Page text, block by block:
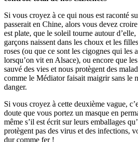
Si vous croyez à ce qui nous est raconté
passerait en Chine, alors vous devez
est plate, que le soleil tourne autour d’elle,
garçons naissent dans les choux et les
roses (ou que ce sont les cigognes qui les
lorsqu’on vit en Alsace), ou encore que
sauvé des vies et nous protègent des
comme le Médiator faisait maigrir sans le
danger.
Si vous croyez à cette deuxième vague,
doute que vous portez un masque en
même s’il est écrit sur leurs emballages
protègent pas des virus et des infections,
dur comme fer !